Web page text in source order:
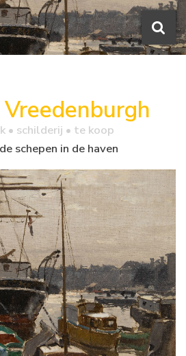
• schilderij • te koop
schepen in de haven